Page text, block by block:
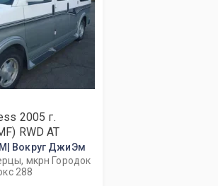
2005 г.
RWD AT
Вокруг ДжиЭм
мкрн Городок
288